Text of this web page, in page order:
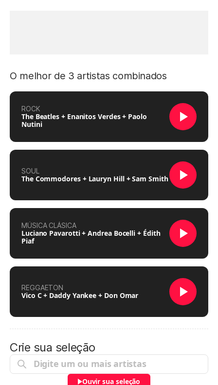
O melhor de 3 artistas combinados
ROCK
The Beatles + Enanitos Verdes + Paolo
Nutini
SOUL
The Commodores + Lauryn Hill + Sam Smith
MÚSICA CLÁSICA
Luciano Pavarotti + Andrea Bocelli + Édith
Piaf
REGGAETON
Vico C + Daddy Yankee + Don Omar
Crie sua seleção
Ouvir sua seleção